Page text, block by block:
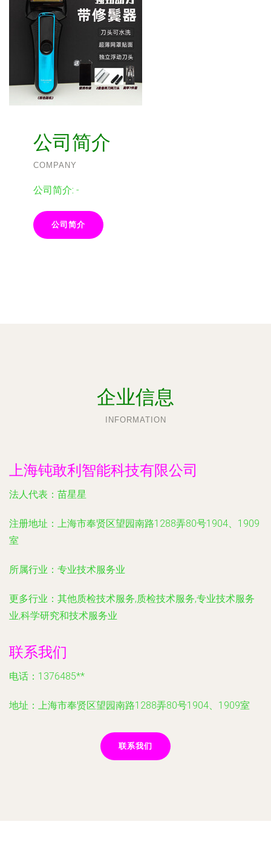
公司简介
COMPANY
公司简介: -
公司简介
企业信息
INFORMATION
上海钝敢利智能科技有限公司
法人代表： 苗星星
注册地址： 上海市奉贤区望园南路1288弄80号1904、1909
室
所属行业： 专业技术服务业
更多行业： 其他质检技术服务,质检技术服务,专业技术服务
业,科学研究和技术服务业
联系我们
电话：1376485**
地址：上海市奉贤区望园南路1288弄80号1904、1909室
联系我们